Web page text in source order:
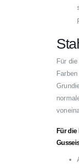
Für
Für die